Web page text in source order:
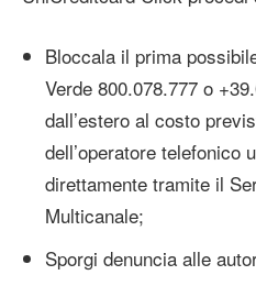
Bloccala il prima
Verde 800.078.777 o
dall’estero al costo
dell’operatore telefonico
direttamente tramite il
Multicanale;
Sporgi denuncia alle